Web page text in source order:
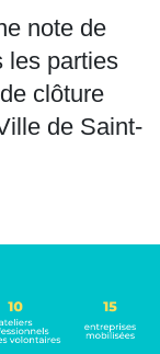
note de
les parties
clôture
de Saint-